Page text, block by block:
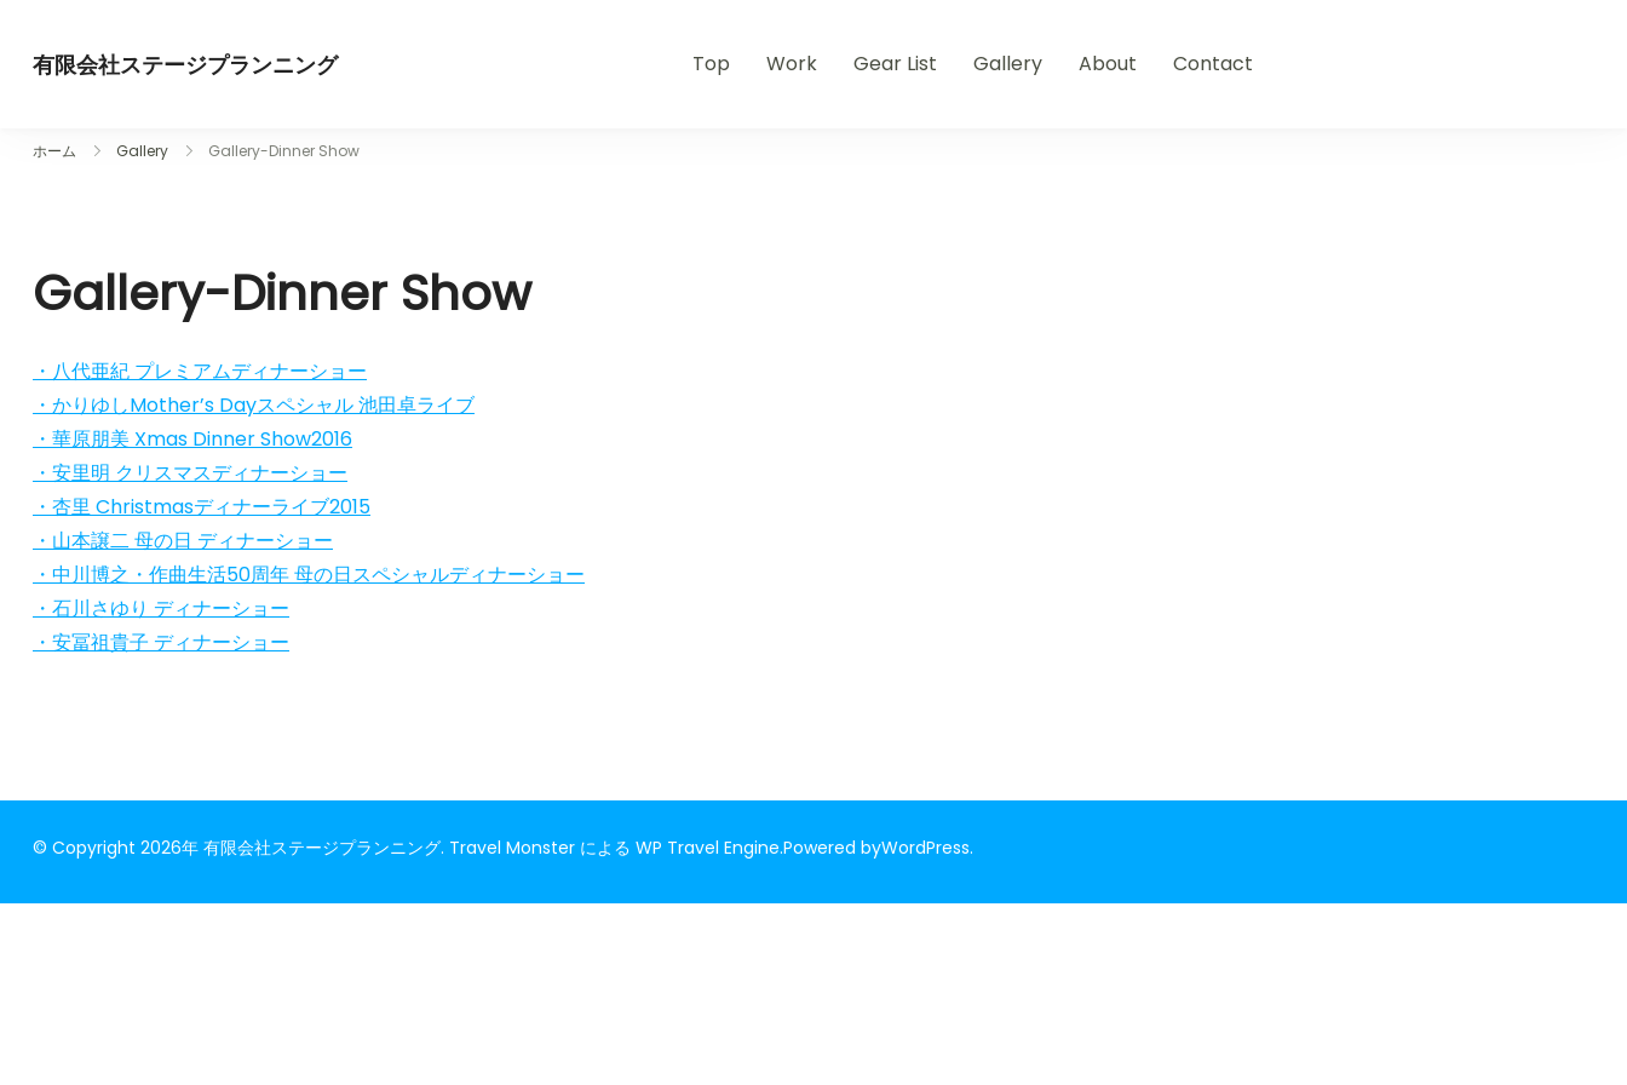
有限会社ステージプランニング Top Work Gear List Gallery About Contact
ホーム Gallery Gallery-Dinner Show
Gallery-Dinner Show
・八代亜紀 プレミアムディナーショー
・かりゆしMother’s Dayスペシャル 池田卓ライブ
・華原朋美 Xmas Dinner Show2016
・安里明 クリスマスディナーショー
・杏里 Christmasディナーライブ2015
・山本譲二 母の日 ディナーショー
・中川博之・作曲生活50周年 母の日スペシャルディナーショー
・石川さゆり ディナーショー
・安冨祖貴子 ディナーショー
© Copyright 2026年 有限会社ステージプランニング. Travel Monster による WP Travel Engine.Powered byWordPress.